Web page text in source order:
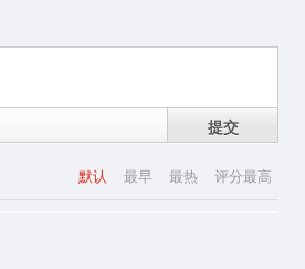
提交
默认 最早 最热 评分最高